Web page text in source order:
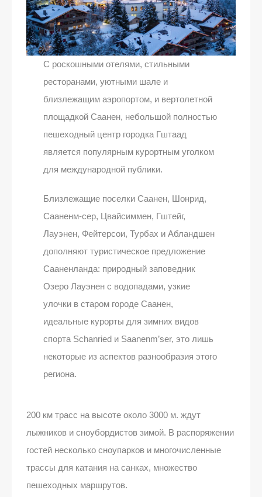
С роскошными отелями, стильными
ресторанами, уютными шале и
близлежащим аэропортом, и вертолетной
площадкой Саанен, небольшой полностью
пешеходный центр городка Гштаад
является популярным курортным уголком
для международной публики.
Близлежащие поселки Саанен, Шонрид,
Сааненм-сер, Цвайсиммен, Гштейг,
Лауэнен, Фейтерсои, Турбах и Абландшен
дополняют туристическое предложение
Сааненланда: природный заповедник
Озеро Лауэнен с водопадами, узкие
улочки в старом городе Саанен,
идеальные курорты для зимних видов
спорта Schanried и Saanenm’ser, это лишь
некоторые из аспектов разнообразия этого
региона.
200 км трасс на высоте около 3000 м. ждут
лыжников и сноубордистов зимой. В распоряжении
гостей несколько сноупарков и многочисленные
трассы для катания на санках, множество
пешеходных маршрутов.